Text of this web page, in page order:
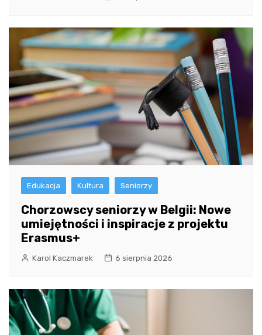
Edukacja Kultura Seniorzy
Chorzowscy seniorzy w Belgii: Nowe
umiejętności i inspiracje z projektu
Erasmus+
Karol Kaczmarek 6 sierpnia 2026